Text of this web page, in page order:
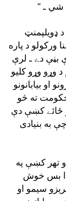
شي ـ “
د ډويلپمنټ
ورکولو د پاره
بڼې دے ـ لرې
وړو وړو کليو
بيابانونو
ته څو
ځائے کښې دې
به بنيادى
تهر کښې په
دا بس خوش
سيمو او